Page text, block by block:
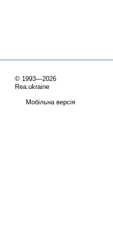
© 1993—2026
Rea.ukraine
Мобільна версія